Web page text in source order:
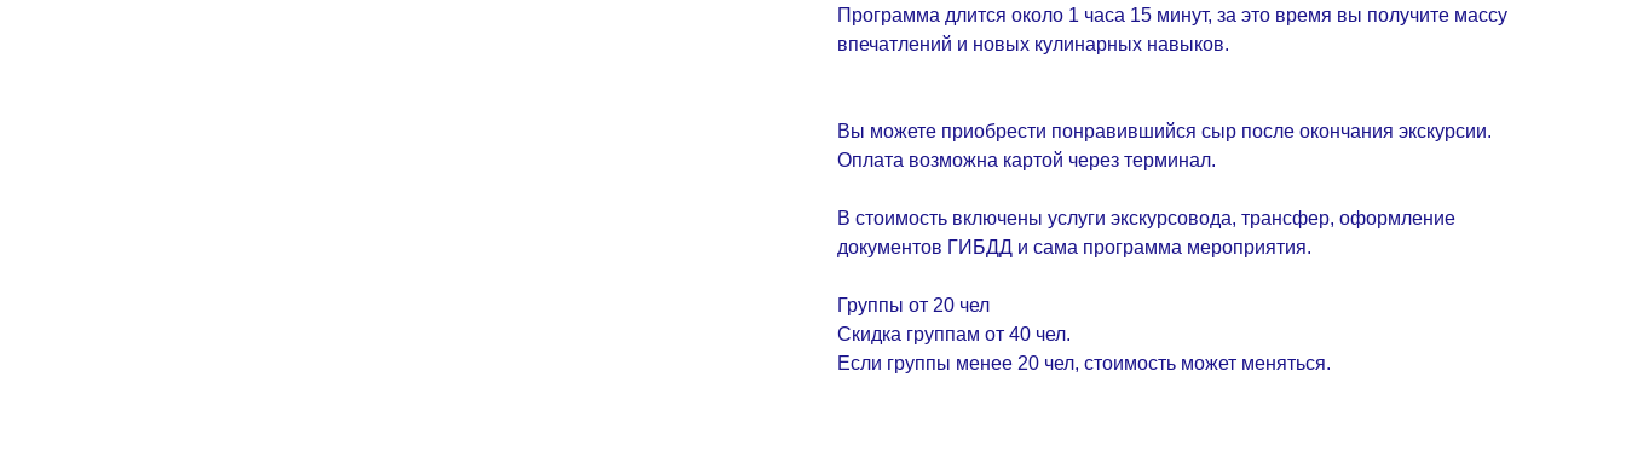
Программа длится около 1 часа 15 минут, за это время вы получите массу
впечатлений и новых кулинарных навыков.
Вы можете приобрести понравившийся сыр после окончания экскурсии.
Оплата возможна картой через терминал.
В стоимость включены услуги экскурсовода, трансфер, оформление
документов ГИБДД и сама программа мероприятия.
Группы от 20 чел
Скидка группам от 40 чел.
Если группы менее 20 чел, стоимость может меняться.